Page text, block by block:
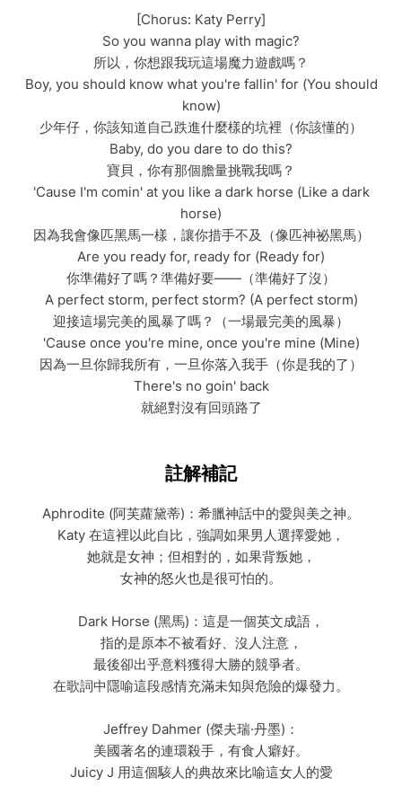
[Chorus: Katy Perry]
So you wanna play with magic?
所以，你想跟我玩這場魔力遊戲嗎？
Boy, you should know what you're fallin' for (You should
know)
少年仔，你該知道自己跌進什麼樣的坑裡（你該懂的）
Baby, do you dare to do this?
寶貝，你有那個膽量挑戰我嗎？
'Cause I'm comin' at you like a dark horse (Like a dark
horse)
因為我會像匹黑馬一樣，讓你措手不及（像匹神祕黑馬）
Are you ready for, ready for (Ready for)
你準備好了嗎？準備好要——（準備好了沒）
A perfect storm, perfect storm? (A perfect storm)
迎接這場完美的風暴了嗎？（一場最完美的風暴）
'Cause once you're mine, once you're mine (Mine)
因為一旦你歸我所有，一旦你落入我手（你是我的了）
There's no goin' back
就絕對沒有回頭路了
註解補記
Aphrodite (阿芙蘿黛蒂)：希臘神話中的愛與美之神。
Katy 在這裡以此自比，強調如果男人選擇愛她，
她就是女神；但相對的，如果背叛她，
女神的怒火也是很可怕的。
Dark Horse (黑馬)：這是一個英文成語，
指的是原本不被看好、沒人注意，
最後卻出乎意料獲得大勝的競爭者。
在歌詞中隱喻這段感情充滿未知與危險的爆發力。
Jeffrey Dahmer (傑夫瑞·丹墨)：
美國著名的連環殺手，有食人癖好。
Juicy J 用這個駭人的典故來比喻這女人的愛